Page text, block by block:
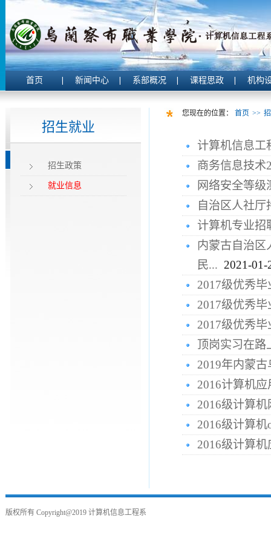
首页 新闻中心 系部概况 课程思政 机构
招生就业
招生政策
就业信息
您现在的位置： 首页 >>
计算机信息工
商务信息技术
网络安全等
自治区人社
计算机专业招
内蒙古自治区
民... 2021-
2017级优秀
2017级优秀
2017级优秀
顶岗实习在路
2019年内蒙
2016计算机
2016级计算
2016级计算
2016级计算
版权所有 Copyright@2019 计算机信息工程系